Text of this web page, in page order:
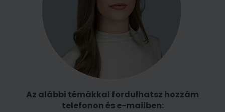
Az alábbi témákkal fordulhatsz hozzám
telefonon és e-mailben: